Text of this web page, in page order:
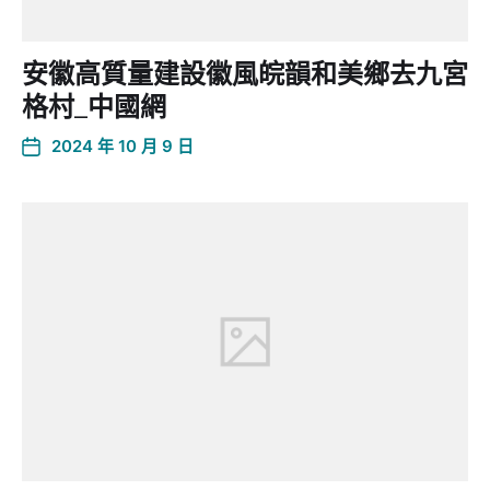
安徽高質量建設徽風皖韻和美鄉去九宮
格村_中國網
2024 年 10 月 9 日